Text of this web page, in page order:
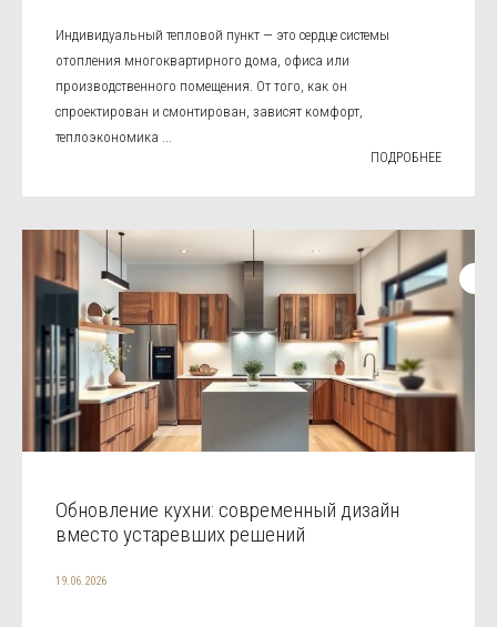
Индивидуальный тепловой пункт — это сердце системы
отопления многоквартирного дома, офиса или
производственного помещения. От того, как он
спроектирован и смонтирован, зависят комфорт,
теплоэкономика ...
ПОДРОБНЕЕ
Обновление кухни: современный дизайн
вместо устаревших решений
19.06.2026